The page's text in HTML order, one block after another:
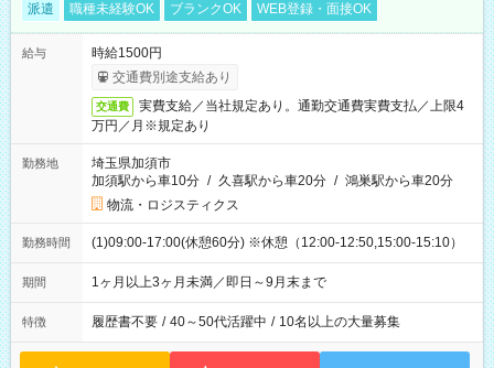
派遣 職種未経験OK ブランクOK WEB登録・面接OK
給与
時給1500円
交通費別途支給あり
交通費
実費支給／当社規定あり。通勤交通費実費支払／上限4
万円／月※規定あり
勤務地
埼玉県加須市
加須駅から車10分 / 久喜駅から車20分 / 鴻巣駅から車20分
物流・ロジスティクス
勤務時間 (1)09:00-17:00(休憩60分) ※休憩（12:00-12:50,15:00-15:10）
期間 1ヶ月以上3ヶ月未満／即日～9月末まで
特徴 履歴書不要 / 40～50代活躍中 / 10名以上の大量募集